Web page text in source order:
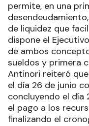
permite, en una
de liquidez que
dispone el
de ambos
sueldos y primera
Antinori reiteró
el día 26 de junio
concluyendo el día
el pago a los
finalizando el